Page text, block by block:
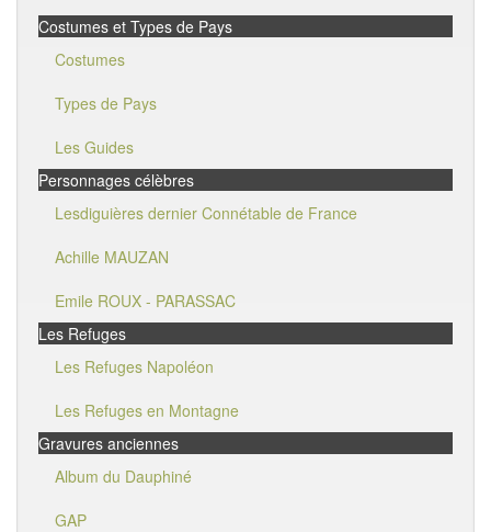
Costumes et Types de Pays
Costumes
Types de Pays
Les Guides
Personnages célèbres
Lesdiguières dernier Connétable de France
Achille MAUZAN
Emile ROUX - PARASSAC
Les Refuges
Les Refuges Napoléon
Les Refuges en Montagne
Gravures anciennes
Album du Dauphiné
GAP